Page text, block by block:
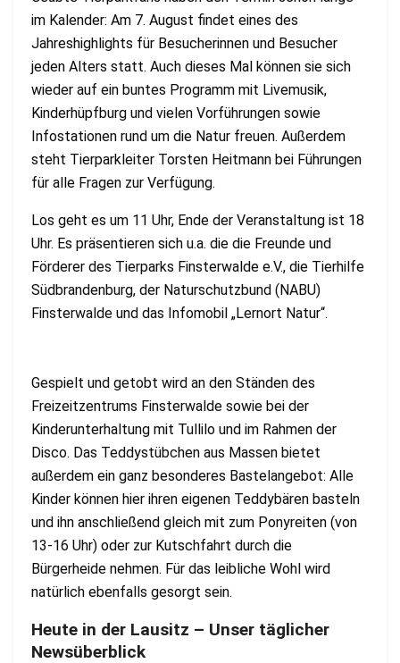
im Kalender: Am 7. August findet eines des
Jahreshighlights für Besucherinnen und Besucher
jeden Alters statt. Auch dieses Mal können sie sich
wieder auf ein buntes Programm mit Livemusik,
Kinderhüpfburg und vielen Vorführungen sowie
Infostationen rund um die Natur freuen. Außerdem
steht Tierparkleiter Torsten Heitmann bei Führungen
für alle Fragen zur Verfügung.
Los geht es um 11 Uhr, Ende der Veranstaltung ist 18
Uhr. Es präsentieren sich u.a. die die Freunde und
Förderer des Tierparks Finsterwalde e.V., die Tierhilfe
Südbrandenburg, der Naturschutzbund (NABU)
Finsterwalde und das Infomobil „Lernort Natur“.
Gespielt und getobt wird an den Ständen des
Freizeitzentrums Finsterwalde sowie bei der
Kinderunterhaltung mit Tullilo und im Rahmen der
Disco. Das Teddystübchen aus Massen bietet
außerdem ein ganz besonderes Bastelangebot: Alle
Kinder können hier ihren eigenen Teddybären basteln
und ihn anschließend gleich mit zum Ponyreiten (von
13-16 Uhr) oder zur Kutschfahrt durch die
Bürgerheide nehmen. Für das leibliche Wohl wird
natürlich ebenfalls gesorgt sein.
Heute in der Lausitz – Unser täglicher
Newsüberblick